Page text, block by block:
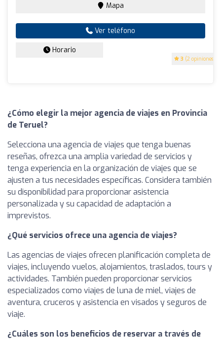
3 (2 opiniones)
Mapa
Ver teléfono
Horario
¿Cómo elegir la mejor agencia de viajes en Provincia
de Teruel?
Selecciona una agencia de viajes que tenga buenas
reseñas, ofrezca una amplia variedad de servicios y
tenga experiencia en la organización de viajes que se
ajusten a tus necesidades específicas. Considera también
su disponibilidad para proporcionar asistencia
personalizada y su capacidad de adaptación a
imprevistos.
¿Qué servicios ofrece una agencia de viajes?
Las agencias de viajes ofrecen planificación completa de
viajes, incluyendo vuelos, alojamientos, traslados, tours y
actividades. También pueden proporcionar servicios
especializados como viajes de luna de miel, viajes de
aventura, cruceros y asistencia en visados y seguros de
viaje.
¿Cuáles son los beneficios de reservar a través de